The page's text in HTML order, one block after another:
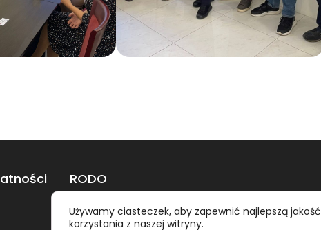
RODO
Używamy ciasteczek, aby zapewnić najlepszą jakość
korzystania z naszej witryny.